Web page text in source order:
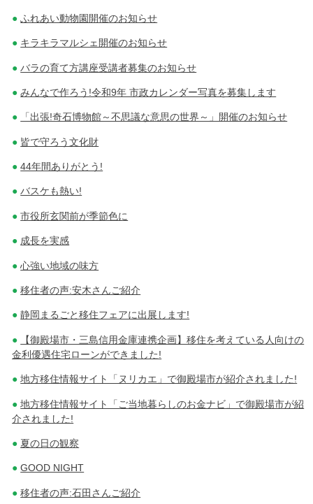
ふれあい動物園開催のお知らせ
キラキラマルシェ開催のお知らせ
バラの育て方講座受講者募集のお知らせ
みんなで作ろう!令和9年 市政カレンダー写真を募集します
「出張!奇石博物館～不思議な意思の世界～」開催のお知らせ
皆で守ろう文化財
44年間ありがとう!
バスケも熱い!
市役所玄関前が季節色に
成長を実感
心強い地域の味方
移住者の声:安木さんご紹介
静岡まるごと移住フェアに出展します!
【御殿場市・三島信用金庫連携企画】移住を考えている人向けの
金利優遇住宅ローンができました!
地方移住情報サイト「ヌリカエ」で御殿場市が紹介されました!
地方移住情報サイト「ご当地暮らしのお金ナビ」で御殿場市が紹
介されました!
夏の日の観察
GOOD NIGHT
移住者の声:石田さんご紹介